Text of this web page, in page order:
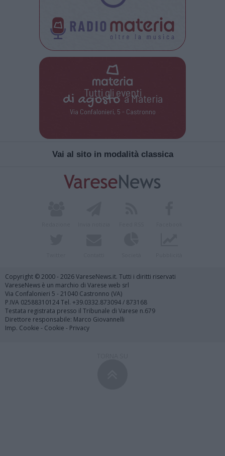
Tutti gli eventi
di agostoa Materia
Via Confalonieri, 5 - Castronno
Vai al sito in modalità classica
Copyright © 2000 - 2026 VareseNews.it. Tutti i diritti riservati
VareseNews è un marchio di Varese web srl
Via Confalonieri 5 - 21040 Castronno (VA)
P.IVA 02588310124 Tel. +39.0332.873094 / 873168
Testata registrata presso il Tribunale di Varese n.679
Direttore responsabile: Marco Giovannelli
Imp. Cookie - Cookie - Privacy